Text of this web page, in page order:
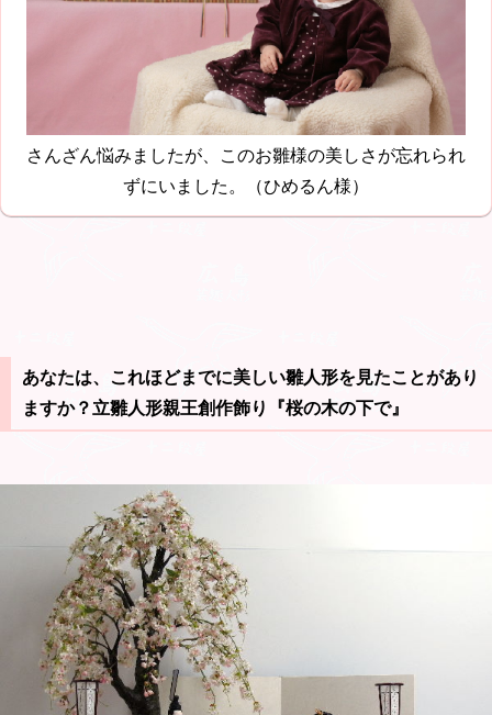
さんざん悩みましたが、このお雛様の美しさが忘れられ
ずにいました。（ひめるん様）
あなたは、これほどまでに美しい雛人形を見たことがあり
ますか？立雛人形親王創作飾り『桜の木の下で』